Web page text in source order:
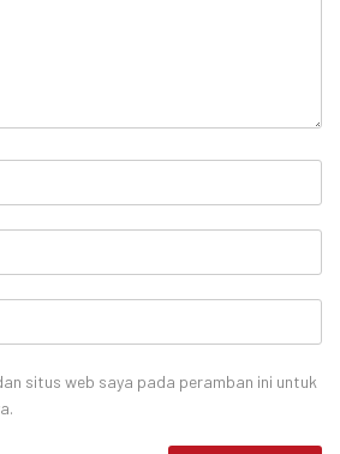
situs web saya pada peramban ini untuk